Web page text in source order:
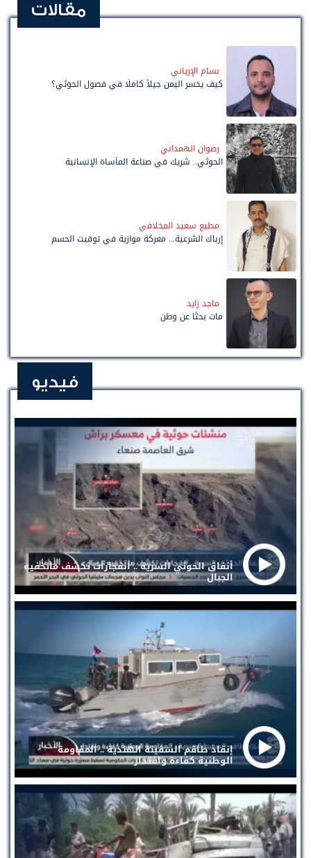
مقالات
بسام الإرياني
كيف يخسر اليمن جيلاً كاملًا في فصول الحوثي؟
رضوان الهمداني
الحوثي.. شريك في صناعة المأساة الإنسانية
مطيع سعيد المخلافي
إرباك الشرعية... معركة موازية في توقيت الحسم
ماجد زايد
مات بحثًا عن وطن
فيديو
أنفاق الحوثي السرية .. انفجارات تكشف ماتخفيه
الجبال
إنقاذ طاقم السفينة الهندية .. المقاومة
الوطنية كفاءة واقتدار